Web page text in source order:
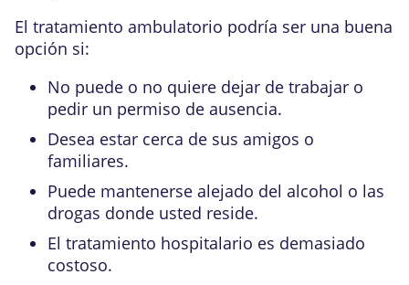
El tratamiento ambulatorio podría ser una buena
opción si:
No puede o no quiere dejar de trabajar o
pedir un permiso de ausencia.
Desea estar cerca de sus amigos o
familiares.
Puede mantenerse alejado del alcohol o las
drogas donde usted reside.
El tratamiento hospitalario es demasiado
costoso.